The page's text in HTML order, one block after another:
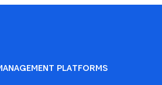
PLATFORMS